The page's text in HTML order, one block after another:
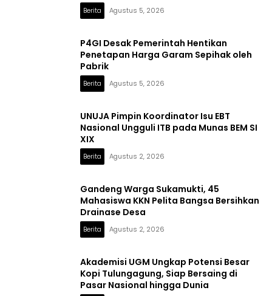
Berita Agustus 5, 2026
P4GI Desak Pemerintah Hentikan
Penetapan Harga Garam Sepihak oleh
Pabrik
Berita Agustus 5, 2026
UNUJA Pimpin Koordinator Isu EBT
Nasional Ungguli ITB pada Munas BEM SI
XIX
Berita Agustus 2, 2026
Gandeng Warga Sukamukti, 45
Mahasiswa KKN Pelita Bangsa Bersihkan
Drainase Desa
Berita Agustus 2, 2026
Akademisi UGM Ungkap Potensi Besar
Kopi Tulungagung, Siap Bersaing di
Pasar Nasional hingga Dunia